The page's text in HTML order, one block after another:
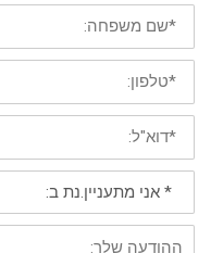
*
שם
משפחה
*
טלפון
נייד
*
דוא"ל:
*
מתעניין/נת
ב:
פירוט: